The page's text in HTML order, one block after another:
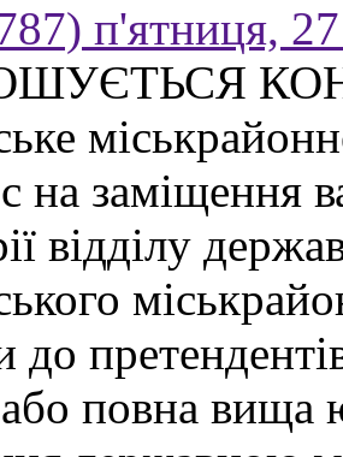
п'ятниця,
на заміщення
відділу
до
повна вища